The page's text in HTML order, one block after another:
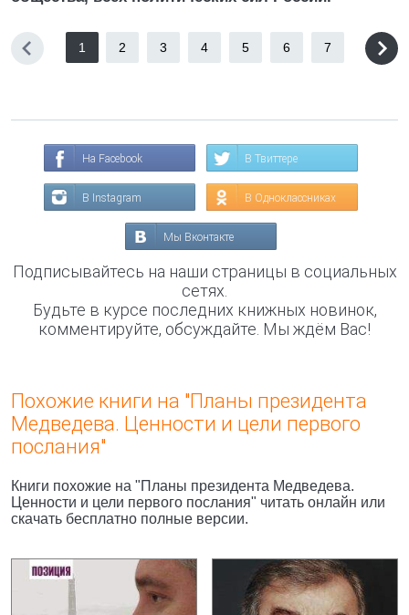
1 2 3 4 5 6 7
На Facebook В Твиттере
В Instagram В Одноклассниках
Мы Вконтакте
Подписывайтесь на наши страницы в социальных
сетях.
Будьте в курсе последних книжных новинок,
комментируйте, обсуждайте. Мы ждём Вас!
Похожие книги на "Планы президента
Медведева. Ценности и цели первого
послания"
Книги похожие на "Планы президента Медведева.
Ценности и цели первого послания" читать онлайн или
скачать бесплатно полные версии.